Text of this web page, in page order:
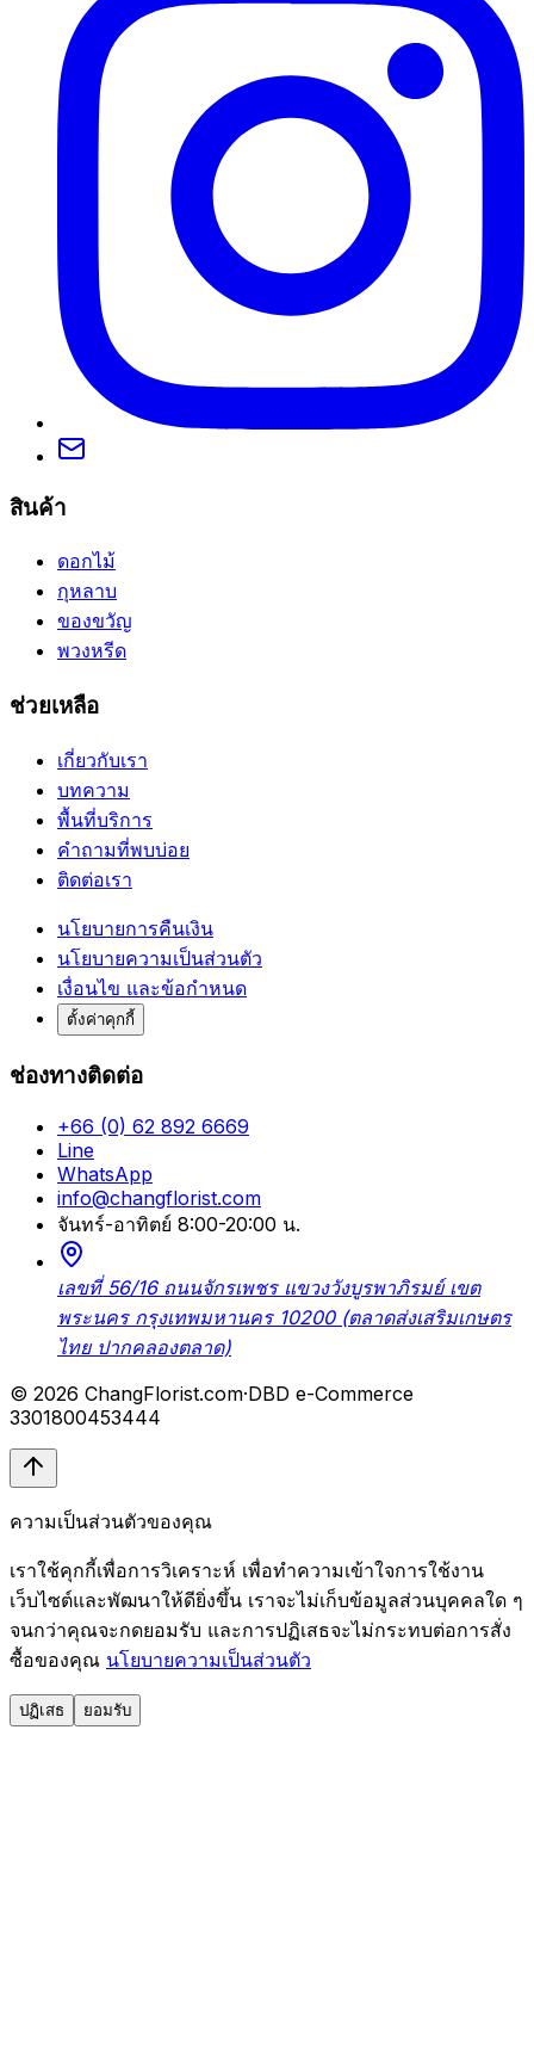
สินค้า
ดอกไม้
กุหลาบ
ของขวัญ
พวงหรีด
ช่วยเหลือ
เกี่ยวกับเรา
บทความ
พื้นที่บริการ
คำถามที่พบบ่อย
ติดต่อเรา
นโยบายการคืนเงิน
นโยบายความเป็นส่วนตัว
เงื่อนไข และข้อกำหนด
ตั้งค่าคุกกี้
ช่องทางติดต่อ
+66 (0) 62 892 6669
Line
WhatsApp
info@changflorist.com
จันทร์-อาทิตย์ 8:00-20:00 น.
เลขที่ 56/16 ถนนจักรเพชร แขวงวังบูรพาภิรมย์ เขต
พระนคร กรุงเทพมหานคร 10200 (ตลาดส่งเสริมเกษตร
ไทย ปากคลองตลาด)
© 2026 ChangFlorist.com·DBD e-Commerce
3301800453444
ความเป็นส่วนตัวของคุณ
เราใช้คุกกี้เพื่อการวิเคราะห์ เพื่อทำความเข้าใจการใช้งาน
เว็บไซต์และพัฒนาให้ดียิ่งขึ้น เราจะไม่เก็บข้อมูลส่วนบุคคลใด ๆ
จนกว่าคุณจะกดยอมรับ และการปฏิเสธจะไม่กระทบต่อการสั่ง
ซื้อของคุณ นโยบายความเป็นส่วนตัว
ปฏิเสธ ยอมรับ